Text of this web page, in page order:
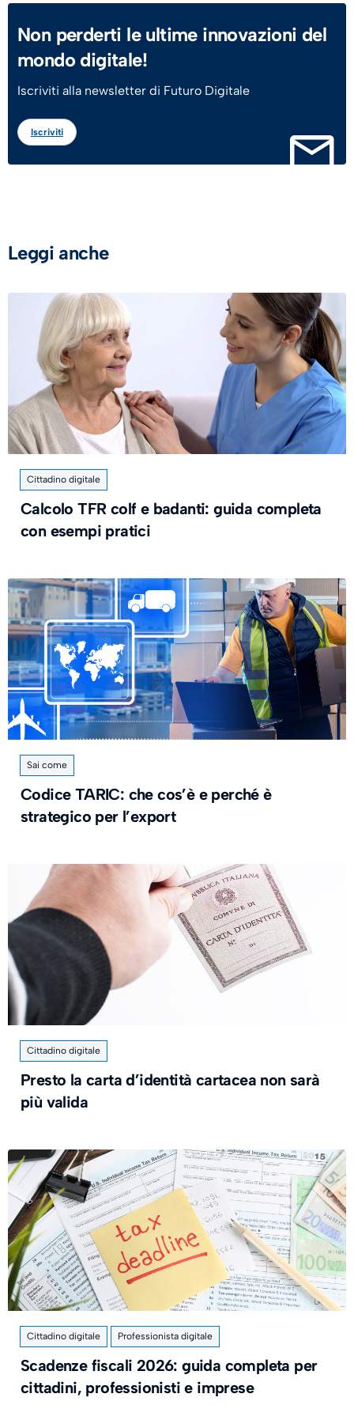
Non perderti le ultime innovazioni del
mondo digitale!
Iscriviti alla newsletter di Futuro Digitale
Iscriviti
Leggi anche
Cittadino digitale
Calcolo TFR colf e badanti: guida completa
con esempi pratici
Sai come
Codice TARIC: che cos’è e perché è
strategico per l’export
Cittadino digitale
Presto la carta d’identità cartacea non sarà
più valida
Cittadino digitale Professionista digitale
​Scadenze fiscali 2026: guida completa per
cittadini, professionisti e imprese